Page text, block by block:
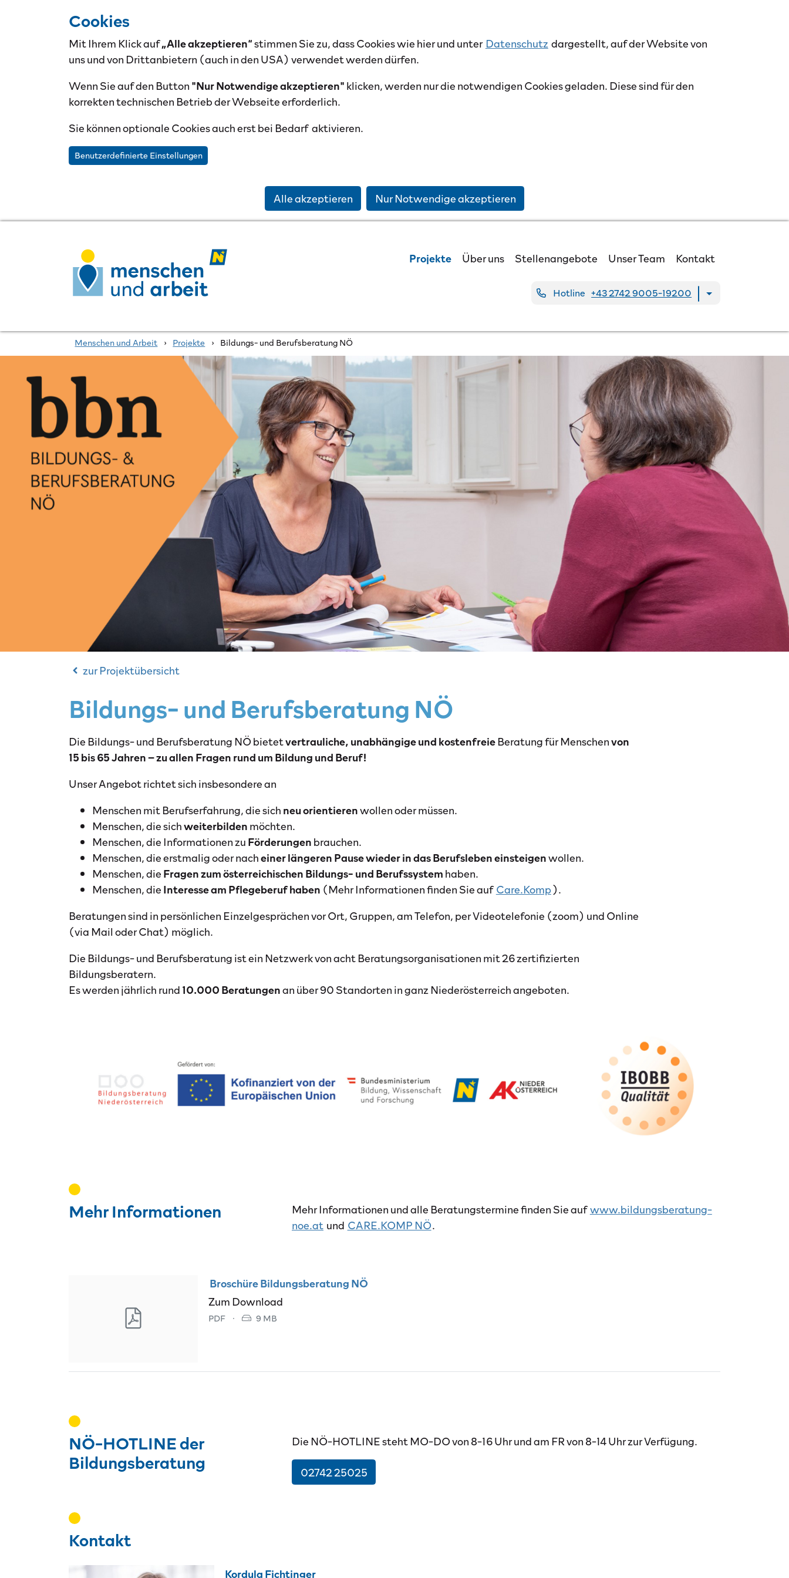
Cookies
Mit Ihrem Klick auf„Alle akzeptieren“stimmen Sie zu, dass Cookies wie hier und unter Datenschutz dargestellt, auf der Website von
uns und von Drittanbietern (auch in den USA) verwendet werden dürfen.
Wenn Sie auf den Button "Nur Notwendige akzeptieren" klicken, werden nur die notwendigen Cookies geladen. Diese sind für den
korrekten technischen Betrieb der Webseite erforderlich.
Sie können optionale Cookies auch erst bei Bedarf aktivieren.
Benutzerdefinierte Einstellungen
Alle akzeptieren Nur Notwendige akzeptieren
Projekte Über uns Stellenangebote Unser Team Kontakt
Hotline +43 2742 9005-19200 Mehr zur Hotline
Menschen und Arbeit › Projekte › Bildungs- und Berufsberatung NÖ
zur Projektübersicht
Bildungs- und Berufsberatung NÖ
Die Bildungs- und Berufsberatung NÖ bietetvertrauliche, unabhängige und kostenfreie Beratung für Menschenvon
15 bis 65 Jahren – zu allen Fragen rund um Bildung und Beruf!
Unser Angebot richtet sich insbesondere an
Menschen mit Berufserfahrung, die sich neu orientierenwollen oder müssen.
Menschen, die sichweiterbilden möchten.
Menschen, die Informationen zu Förderungen brauchen.
Menschen, die erstmalig oder nacheiner längeren Pause wieder in das Berufsleben einsteigenwollen.
Menschen, die Fragen zum österreichischen Bildungs- und Berufssystem haben.
Menschen, die Interesse am Pflegeberuf haben (Mehr Informationen finden Sie aufCare.Komp).
Beratungen sind in persönlichen Einzelgesprächen vor Ort, Gruppen, am Telefon, per Videotelefonie (zoom) und Online
(via Mail oder Chat) möglich.
Die Bildungs- und Berufsberatung ist ein Netzwerk von acht Beratungsorganisationen mit 26 zertifizierten
Bildungsberatern.
Es werden jährlich rund 10.000 Beratungenan über 90 Standorten in ganz Niederösterreich angeboten.
Mehr Informationen Mehr Informationen und alle Beratungstermine finden Sie aufwww.bildungsberatung-
noe.at und CARE.KOMP NÖ.
Broschüre Bildungsberatung NÖPDF, 9 MB
Zum Download
Dateityp: PDF-Dokument
PDF · Dateigröße:
9 MB
NÖ-HOTLINE der
Bildungsberatung
Die NÖ-HOTLINE steht MO-DO von 8-16 Uhr und am FR von 8-14 Uhr zur Verfügung.
02742 25025
Kontakt
Kordula Fichtinger